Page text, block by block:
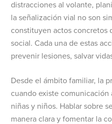
distracciones al volante,
la señalización vial no son
constituyen actos concretos
social. Cada una de estas
prevenir lesiones, salvar
Desde el ámbito familiar, la
cuando existe comunicación
niñas y niños. Hablar sobre
manera clara y fomentar la